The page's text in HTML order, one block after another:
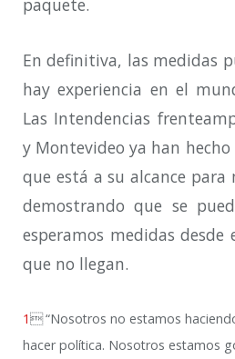
En definitiva, las medidas
hay experiencia en el
Las Intendencias
y Montevideo ya han
que está a su alcance
demostrando que se
esperamos medidas desde
que no llegan.
1“Nosotros no estamos
hacer política. Nosotros estamos